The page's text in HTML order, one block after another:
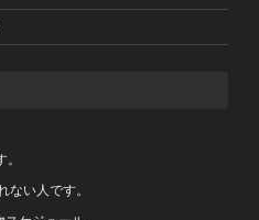
ない人です。